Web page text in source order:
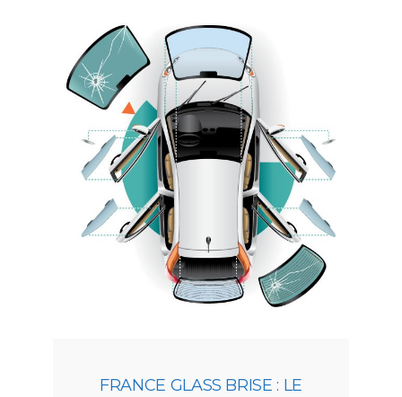
FRANCE GLASS BRISE : LE